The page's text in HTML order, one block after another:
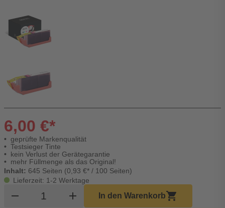
6,00 €*
geprüfte Markenqualität
Testsieger Tinte
kein Verlust der Gerätegarantie
mehr Füllmenge als das Original!
Inhalt: 645 Seiten (0,93 €* / 100 Seiten)
Lieferzeit: 1-2 Werktage
remove Produkt Warenkorb Menge
add In den Warenkorbshopping_cart